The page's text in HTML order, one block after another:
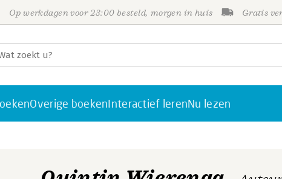
Op werkdagen voor 23:00 besteld, morgen in huis Gratis
Overige boekenInteractief lerenNu lezen